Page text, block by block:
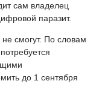
сам владелец
паразит.
не смогут. По словам
до 1 сентября